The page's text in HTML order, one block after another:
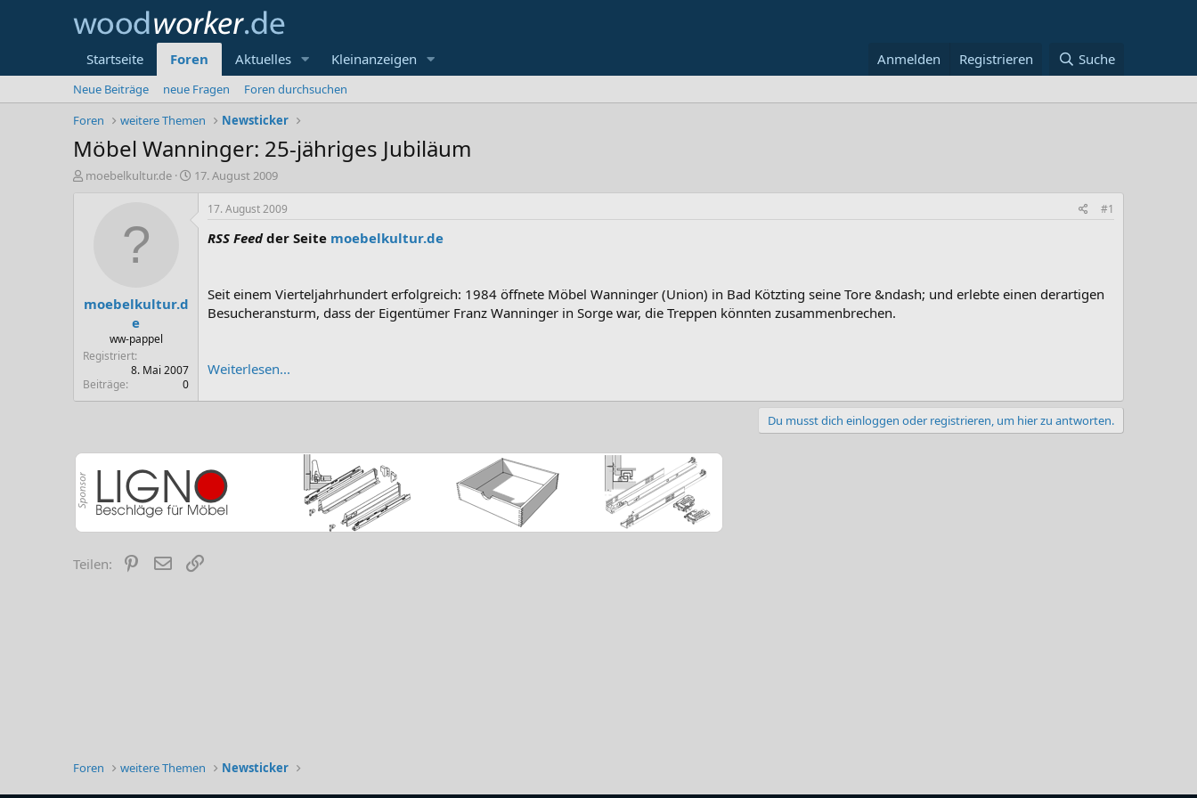
Startseite Foren Aktuelles Kleinanzeigen Anmelden Registrieren Suche
Neue Beiträge neue Fragen
Foren durchsuchen
Foren
weitere Themen Newsticker
Möbel Wanninger: 25-jähriges Jubiläum
E
r
moebelkultur.de
E
t
17. August 2009
moebelkultur.d
e
ww-pappel
Registriert
8. Mai 2007
Beiträge
0
17. August 2009 #1
RSS Feedder Seite moebelkultur.de
Seit einem Vierteljahrhundert erfolgreich: 1984 öffnete Möbel Wanninger (Union) in Bad Kötzting seine Tore &ndash; und erlebte einen derartigen
Besucheransturm, dass der Eigentümer Franz Wanninger in Sorge war, die Treppen könnten zusammenbrechen.
Weiterlesen...
Du musst dich einloggen oder registrieren, um hier zu antworten.
Teilen: Pinterest
E-Mail
Foren weitere Themen Newsticker